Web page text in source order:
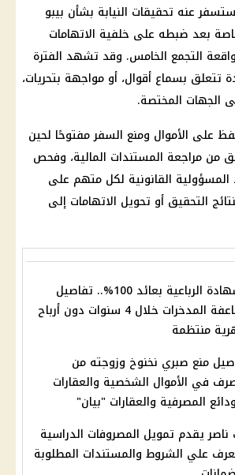
ستسفر عنه تحقيقات النيابة بشأن بيبو
بعد ضبطه على خلفية الاتهامات
واقعة التجمع الخامس. وقد تشهد الفترة
تتعلق بسماع أقوال، أو مواجهة بتحريات،
الجهات المختصة.
على الأموال ومنع السفر مفتوحًا لحين
من مراجعة المستندات المالية، وفحص
المسؤولية القانونية لكل متهم على
التحقيق أو تحويل الاتهامات إلى
الشهادة الرباعية بعائد 100%.. تفاصيل
مضاعفة المدخرات خلال 4 سنوات دون أرباح
منتظمة
منع صبري نخنوخ وزوجته من
في الأموال الشخصية والعقارات
المصرفية والعقارات "بيان"
ناصر يقدم تمويل المصروفات الدراسية
علي الشروط والمستندات المطلوبة